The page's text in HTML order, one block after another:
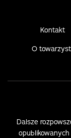
Kontakt
O
Dalsze